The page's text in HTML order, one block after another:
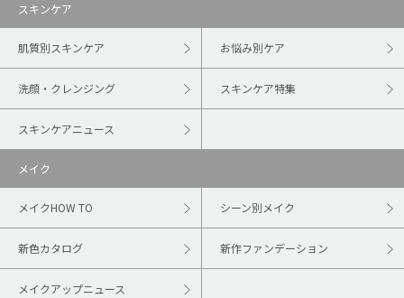
スキンケア
肌質別スキンケア お悩み別ケア
洗顔・クレンジング スキンケア特集
スキンケアニュース
メイク
メイクHOW TO シーン別メイク
新色カタログ 新作ファンデーション
メイクアップニュース